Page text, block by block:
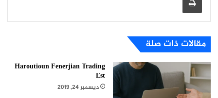
مقالات ذات صلة
Haroutioun Fenerjian Trading
Est
ديسمبر 24, 2019